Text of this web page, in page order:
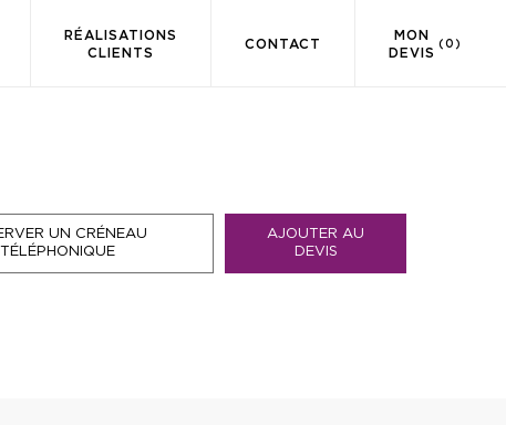
RÉALISATIONS
CLIENTS
CONTACT
MON
DEVIS
(0)
UN CRÉNEAU
TÉLÉPHONIQUE
AJOUTER AU
DEVIS